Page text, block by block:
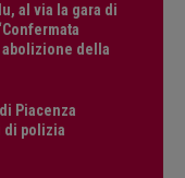
al via la gara di
della
Piacenza
di polizia